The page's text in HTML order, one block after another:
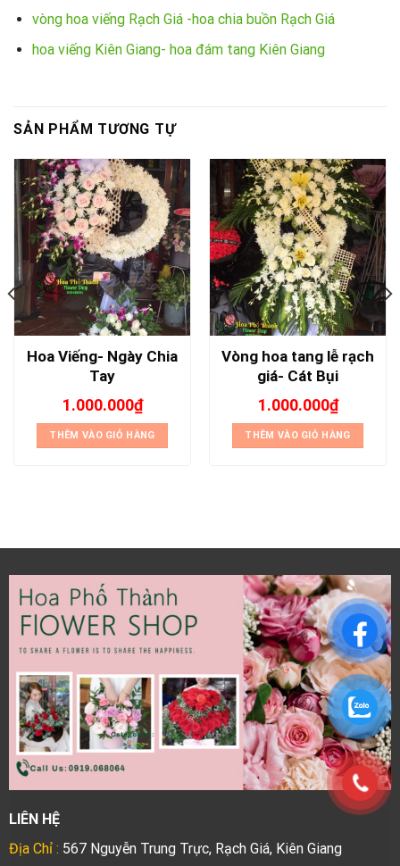
vòng hoa viếng Rạch Giá -hoa chia buồn Rạch Giá
hoa viếng Kiên Giang- hoa đám tang Kiên Giang
SẢN PHẨM TƯƠNG TỰ
Hoa Viếng- Ngày Chia
Tay
1.000.000₫
THÊM VÀO GIỎ HÀNG
Vòng hoa tang lễ rạch
giá- Cát Bụi
1.000.000₫
THÊM VÀO GIỎ HÀNG
LIÊN HỆ
Địa Chỉ : 567 Nguyễn Trung Trực, Rạch Giá, Kiên Giang